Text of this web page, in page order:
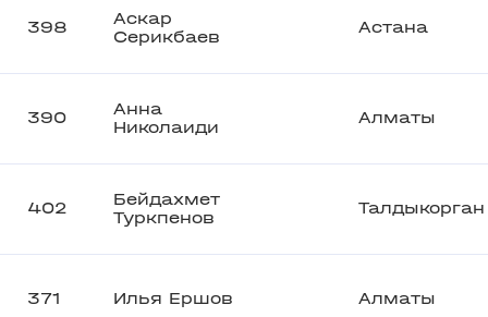
398
Аскар
Серикбаев
Астана
390
Анна
Николаиди
Алматы
402
Бейдахмет
Туркпенов
Талдыкорган
371 Илья Ершов Алматы